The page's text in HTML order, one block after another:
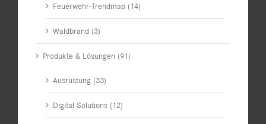
Feuerwehr-Trendmap (14)
Waldbrand (3)
Produkte & Lösungen (91)
Ausrüstung (33)
Digital Solutions (12)